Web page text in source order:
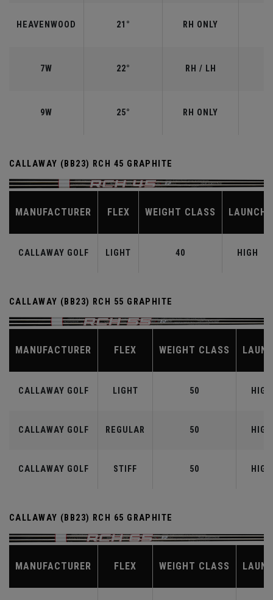
HEAVENWOOD 21° RH ONLY
7W 22° RH / LH
9W 25° RH ONLY
CALLAWAY (BB23) RCH 45 GRAPHITE
MANUFACTURER FLEX WEIGHT CLASS LAUNCH
CALLAWAY GOLF LIGHT 40 HIGH
CALLAWAY (BB23) RCH 55 GRAPHITE
MANUFACTURER FLEX WEIGHT CLASS
CALLAWAY GOLF LIGHT 50 HIGH
CALLAWAY GOLF REGULAR 50 HIGH
CALLAWAY GOLF STIFF 50 HIGH
CALLAWAY (BB23) RCH 65 GRAPHITE
MANUFACTURER FLEX WEIGHT CLASS